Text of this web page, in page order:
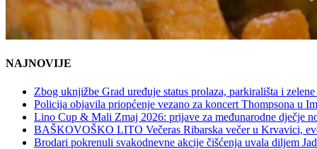
NAJNOVIJE
Zbog uknjižbe Grad uređuje status prolaza, parkirališta i
Policija objavila priopćenje vezano za koncert Thompsona u
Lino Cup & Mali Zmaj 2026: prijave za međunarodne dječje
BAŠKOVOŠKO LITO Večeras Ribarska večer u Krvavici,
Brodari pokrenuli svakodnevne akcije čišćenja uvala diljem